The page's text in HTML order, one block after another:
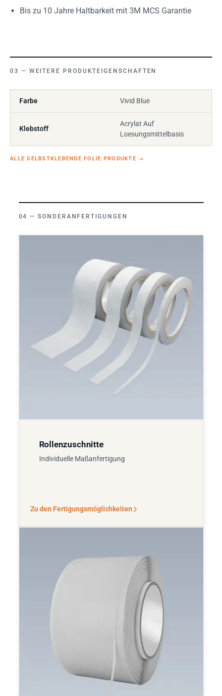
Bis zu 10 Jahre Haltbarkeit mit 3M MCS Garantie
WEITERE PRODUKTEIGENSCHAFTEN
Farbe Vivid Blue
Klebstoff
Acrylat Auf
Loesungsmittelbasis
ALLE SELBSTKLEBENDE FOLIE PRODUKTE →
SONDERANFERTIGUNGEN
Rollenzuschnitte
Individuelle Maßanfertigung
Zu den Fertigungsmöglichkeiten